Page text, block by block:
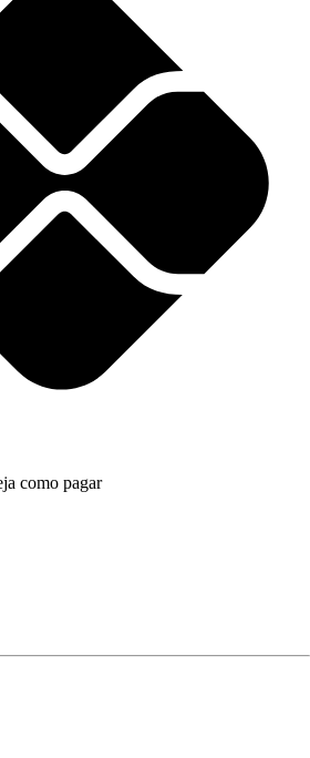
como pagar